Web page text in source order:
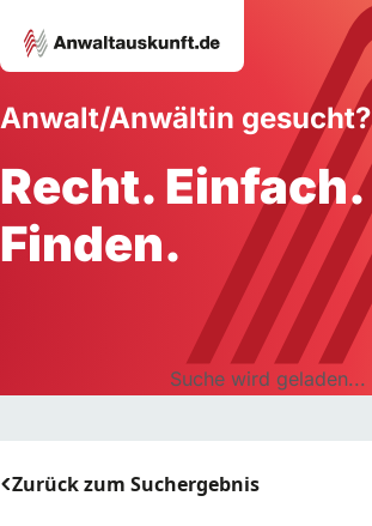
Anwalt/Anwältin gesucht?
Recht. Einfach.
Finden.
Suche wird geladen...
Zurück zum Suchergebnis